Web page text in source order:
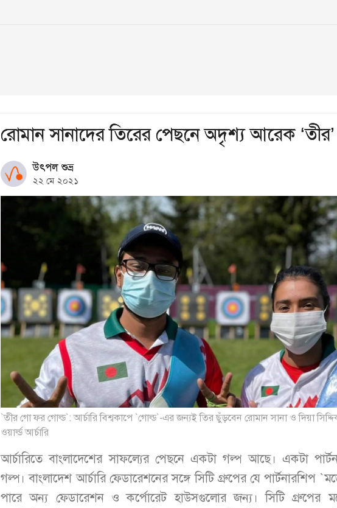
রোমান সানাদের তিরের পেছনে অদৃশ্য আরেক ‘তীর’
উৎপল শুভ্র
২২ মে ২০২১
`তীর গো ফর গোল্ড`: আর্চারি বিশ্বকাপে `গোল্ড`-এর জন্যই তির ছুঁড়বেন রোমান সানা ও দিয়া
ওয়ার্ল্ড আর্চারি
আর্চারিতে বাংলাদেশের সাফল্যের পেছনে একটা গল্প আছে। একটা
গল্প। বাংলাদেশ আর্চারি ফেডারেশনের সঙ্গে সিটি গ্রুপের যে পার্টনারশিপ
পারে অন্য ফেডারেশন ও কর্পোরেট হাউসগুলোর জন্য। সিটি গ্রুপের